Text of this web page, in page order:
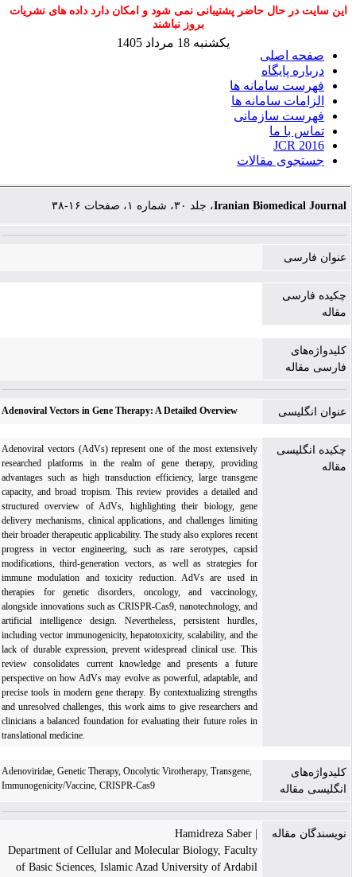
این سایت در حال حاضر پشتیبانی نمی شود و امکان دارد داده های نشریات
بروز نباشند
صفحه اصلی
درباره پایگاه
فهرست سامانه ها
الزامات سامانه ها
فهرست سازمانی
تماس با ما
JCR 2016
جستجوی مقالات
یکشنبه 18 مرداد 1405
Iranian Biomedical Journal، جلد ۳۰، شماره ۱، صفحات ۱۶-۳۸
عنوان فارسی
چکیده فارسی
مقاله
کلیدواژه‌های
فارسی مقاله
عنوان انگلیسی Adenoviral Vectors in Gene Therapy: A Detailed Overview
چکیده انگلیسی
مقاله
Adenoviral vectors (AdVs) represent one of the most extensively
researched platforms in the realm of gene therapy, providing
advantages such as high transduction efficiency, large transgene
capacity, and broad tropism. This review provides a detailed and
structured overview of AdVs, highlighting their biology, gene
delivery mechanisms, clinical applications, and challenges limiting
their broader therapeutic applicability. The study also explores recent
progress in vector engineering, such as rare serotypes, capsid
modifications, third-generation vectors, as well as strategies for
immune modulation and toxicity reduction. AdVs are used in
therapies for genetic disorders, oncology, and vaccinology,
alongside innovations such as CRISPR-Cas9, nanotechnology, and
artificial intelligence design. Nevertheless, persistent hurdles,
including vector immunogenicity, hepatotoxicity, scalability, and the
lack of durable expression, prevent widespread clinical use. This
review consolidates current knowledge and presents a future
perspective on how AdVs may evolve as powerful, adaptable, and
precise tools in modern gene therapy. By contextualizing strengths
and unresolved challenges, this work aims to give researchers and
clinicians a balanced foundation for evaluating their future roles in
translational medicine.
کلیدواژه‌های
انگلیسی مقاله
Adenoviridae, Genetic Therapy, Oncolytic Virotherapy, Transgene,
Immunogenicity/Vaccine, CRISPR-Cas9
نویسندگان مقاله
Department of Cellular and Molecular Biology, Faculty
of Basic Sciences, Islamic Azad University of Ardabil